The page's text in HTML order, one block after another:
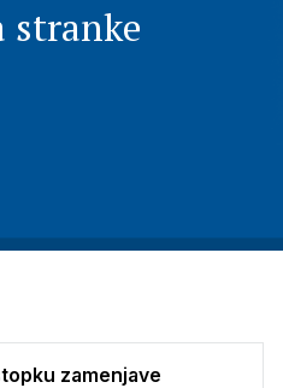
stranke
zamenjave